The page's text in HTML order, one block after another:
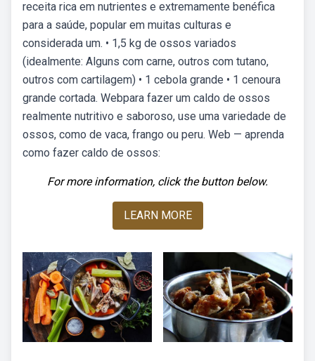
receita rica em nutrientes e extremamente benéfica
para a saúde, popular em muitas culturas e
considerada um. • 1,5 kg de ossos variados
(idealmente: Alguns com carne, outros com tutano,
outros com cartilagem) • 1 cebola grande • 1 cenoura
grande cortada. Webpara fazer um caldo de ossos
realmente nutritivo e saboroso, use uma variedade de
ossos, como de vaca, frango ou peru. Web — aprenda
como fazer caldo de ossos:
For more information, click the button below.
LEARN MORE